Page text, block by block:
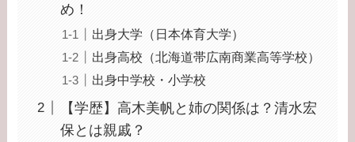
め！
出身大学（日本体育大学）
出身高校（北海道帯広南商業高等学校）
出身中学校・小学校
【学歴】高木美帆と姉の関係は？清水宏
保とは親戚？